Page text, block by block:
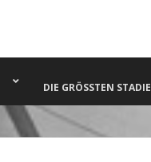
DIE GRÖSSTEN STADIEN